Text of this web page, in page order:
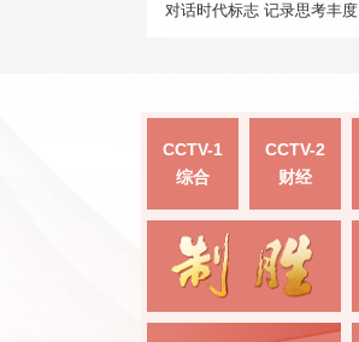
对话时代标志 记录思考丰度
CCTV-1
综合
CCTV-2
财经